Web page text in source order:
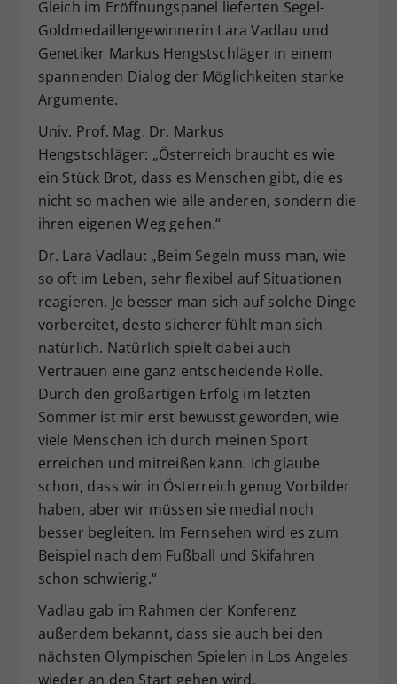
Gleich im Eröffnungspanel lieferten Segel-
Goldmedaillengewinnerin Lara Vadlau und
Genetiker Markus Hengstschläger in einem
spannenden Dialog der Möglichkeiten starke
Argumente.
Univ. Prof. Mag. Dr. Markus
Hengstschläger: „Österreich braucht es wie
ein Stück Brot, dass es Menschen gibt, die es
nicht so machen wie alle anderen, sondern die
ihren eigenen Weg gehen.“
Dr. Lara Vadlau: „Beim Segeln muss man, wie
so oft im Leben, sehr flexibel auf Situationen
reagieren. Je besser man sich auf solche Dinge
vorbereitet, desto sicherer fühlt man sich
natürlich. Natürlich spielt dabei auch
Vertrauen eine ganz entscheidende Rolle.
Durch den großartigen Erfolg im letzten
Sommer ist mir erst bewusst geworden, wie
viele Menschen ich durch meinen Sport
erreichen und mitreißen kann. Ich glaube
schon, dass wir in Österreich genug Vorbilder
haben, aber wir müssen sie medial noch
besser begleiten. Im Fernsehen wird es zum
Beispiel nach dem Fußball und Skifahren
schon schwierig.“
Vadlau gab im Rahmen der Konferenz
außerdem bekannt, dass sie auch bei den
nächsten Olympischen Spielen in Los Angeles
wieder an den Start gehen wird.